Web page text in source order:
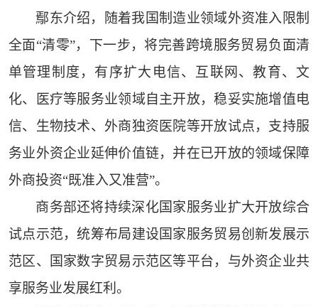
鄢东介绍，随着我国制造业领域外资准入限制
全面“清零”，下一步，将完善跨境服务贸易负面清
单管理制度，有序扩大电信、互联网、教育、文
化、医疗等服务业领域自主开放，稳妥实施增值电
信、生物技术、外商独资医院等开放试点，支持服
务业外资企业延伸价值链，并在已开放的领域保障
外商投资“既准入又准营”。
商务部还将持续深化国家服务业扩大开放综合
试点示范，统筹布局建设国家服务贸易创新发展示
范区、国家数字贸易示范区等平台，与外资企业共
享服务业发展红利。